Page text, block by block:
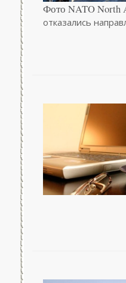
Фото NATO North
отказались